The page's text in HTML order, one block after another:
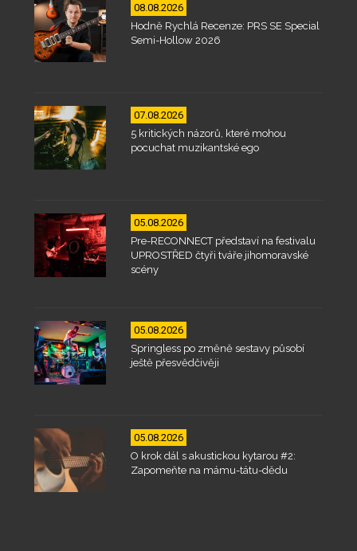
08.08.2026
Hodně Rychlá Recenze: PRS SE Special
Semi-Hollow 2026
07.08.2026
5 kritických názorů, které mohou
pocuchat muzikantské ego
05.08.2026
Pre-RECONNECT představí na festivalu
UPROSTŘED čtyři tváře jihomoravské
scény
05.08.2026
Springless po změně sestavy působí
ještě přesvědčivěji
05.08.2026
O krok dál s akustickou kytarou #2:
Zapomeňte na mámu-tátu-dědu